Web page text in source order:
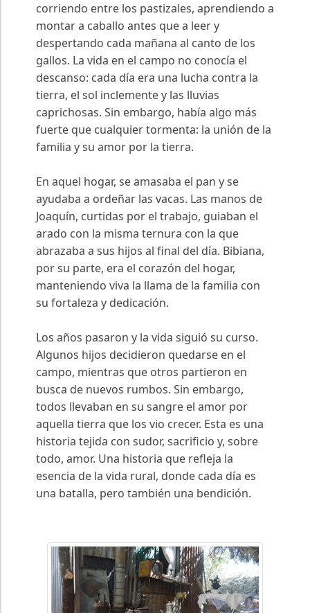
corriendo entre los pastizales, aprendiendo a
montar a caballo antes que a leer y
despertando cada mañana al canto de los
gallos. La vida en el campo no conocía el
descanso: cada día era una lucha contra la
tierra, el sol inclemente y las lluvias
caprichosas. Sin embargo, había algo más
fuerte que cualquier tormenta: la unión de la
familia y su amor por la tierra.
En aquel hogar, se amasaba el pan y se
ayudaba a ordeñar las vacas. Las manos de
Joaquín, curtidas por el trabajo, guiaban el
arado con la misma ternura con la que
abrazaba a sus hijos al final del día. Bibiana,
por su parte, era el corazón del hogar,
manteniendo viva la llama de la familia con
su fortaleza y dedicación.
Los años pasaron y la vida siguió su curso.
Algunos hijos decidieron quedarse en el
campo, mientras que otros partieron en
busca de nuevos rumbos. Sin embargo,
todos llevaban en su sangre el amor por
aquella tierra que los vio crecer. Esta es una
historia tejida con sudor, sacrificio y, sobre
todo, amor. Una historia que refleja la
esencia de la vida rural, donde cada día es
una batalla, pero también una bendición.